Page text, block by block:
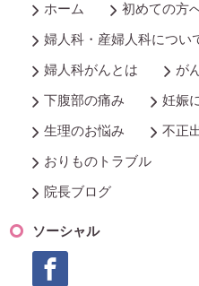
ホーム
初めての方
婦人科・産婦人科につい
婦人科がんとは
が
下腹部の痛み
妊娠
生理のお悩み
不正
おりものトラブル
院長ブログ
ソーシャル